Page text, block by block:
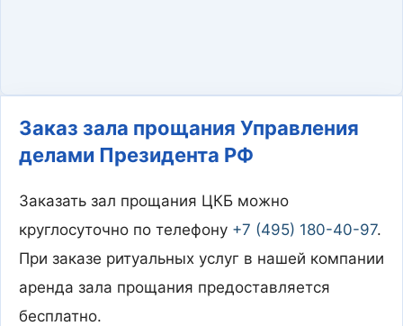
Заказ зала прощания Управления
делами Президента РФ
Заказать зал прощания ЦКБ можно
круглосуточно по телефону +7 (495) 180-40-97.
При заказе ритуальных услуг в нашей компании
аренда зала прощания предоставляется
бесплатно.